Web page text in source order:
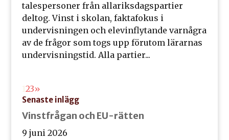
talespersoner från allariksdagspartier
deltog. Vinst i skolan, faktafokus i
undervisningen och elevinflytande varnågra
av de frågor som togs upp förutom lärarnas
undervisningstid. Alla partier...
123»
Senaste inlägg
Vinstfrågan och EU-rätten
9 juni 2026